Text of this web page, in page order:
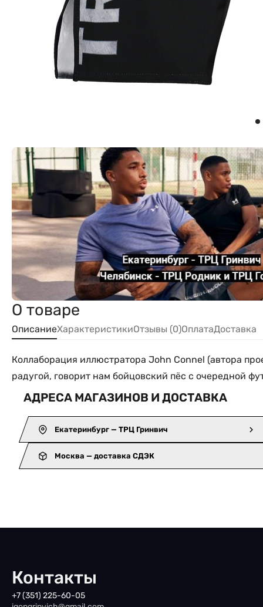
О товаре
ОписаниеХарактеристикиОтзывы (0)ОплатаДоставка
Коллаборация иллюстратора John Connel (автора
радугой, говорит нам бойцовский пёс с очередной
АДРЕСА МАГАЗИНОВ И ДОСТАВКА
Екатеринбург — ТРЦ Гринвич
Москва — доставка СДЭК
Контакты
+7 (351) 225-60-05